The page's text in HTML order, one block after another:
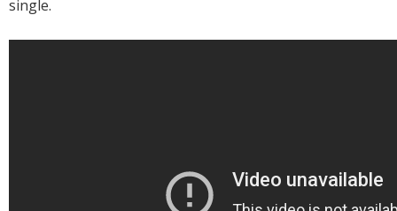
single.